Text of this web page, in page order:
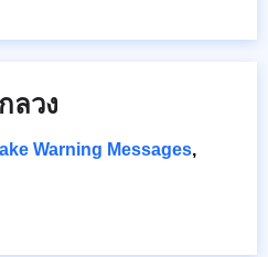
ลวง
Warning Messages,